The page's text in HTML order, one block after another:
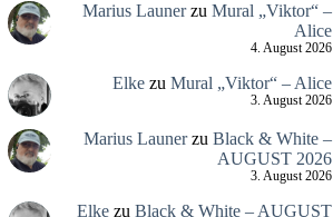
Marius Launerzu Mural „Viktor“ –
Alice
4. August 2026
Elkezu Mural „Viktor“ – Alice
3. August 2026
Marius Launerzu Black & White –
AUGUST 2026
3. August 2026
Elkezu Black & White – AUGUST